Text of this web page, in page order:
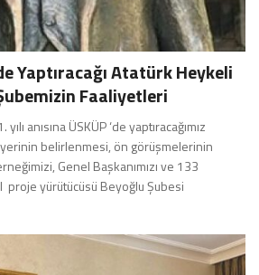
Yaptıracağı Atatürk Heykeli
Faaliyetleri
anısına ÜSKÜP ‘de yaptıracağımız
belirlenmesi, ön görüşmelerinin
Genel Başkanımızı ve 133
yürütücüsü Beyoğlu Şubesi